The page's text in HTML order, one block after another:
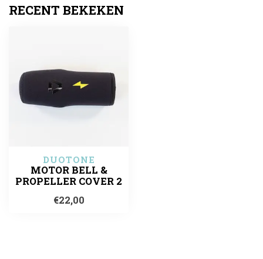
RECENT BEKEKEN
DUOTONE
MOTOR BELL &
PROPELLER COVER 2
€22,00